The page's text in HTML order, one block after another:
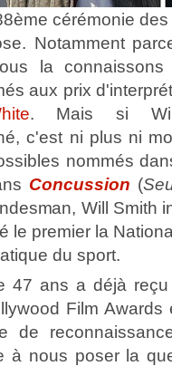
cérémonie des
Notamment
la
aux prix
. Mais si
c'est ni plus ni
nommés
Concussion (
Will Smith
le premier la
du sport.
47 ans a déjà
Film
de
à nous poser la